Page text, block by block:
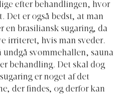
efter behandlingen, hvor
Det er også bedst, at man
en brasiliansk sugaring, da
irriteret, hvis man sveder.
undgå svømmehallen, sauna
behandling. Det skal dog
er noget af det
der findes, og derfor kan